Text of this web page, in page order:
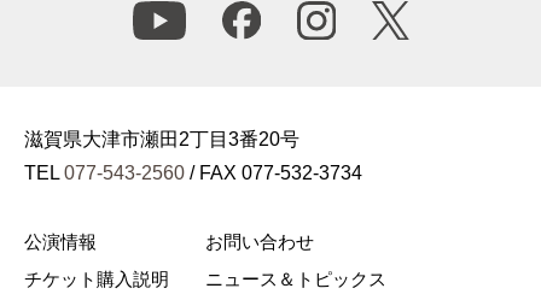
滋賀県大津市瀬田2丁目3番20号
TEL 077-543-2560 / FAX 077-532-3734
公演情報
チケット購入説明
お問い合わせ
ニュース＆トピックス